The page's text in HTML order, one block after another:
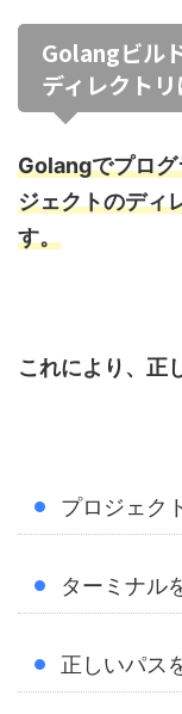
Golangビル
ディレクト
Golangでプログ
ジェクトのディ
す。
これにより、正
プロジェク
ターミナル
正しいパス